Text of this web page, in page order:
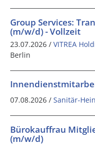
Group Services:
(m/w/d) - Vollzeit
23.07.2026 / VITREA
Berlin
07.08.2026 / Sanitär-
Bürokauffrau
(m/w/d)